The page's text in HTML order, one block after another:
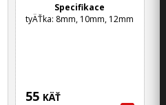
55 KÄŤ
Specifikace
tyÄŤka: 8mm, 10mm, 12mm